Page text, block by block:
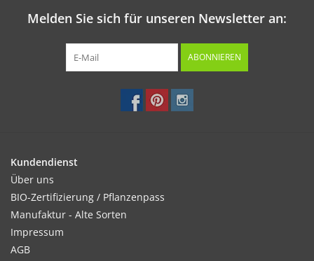
Melden Sie sich für unseren Newsletter an:
ABONNIEREN
Kundendienst
Über uns
BIO-Zertifizierung / Pflanzenpass
Manufaktur - Alte Sorten
Impressum
AGB